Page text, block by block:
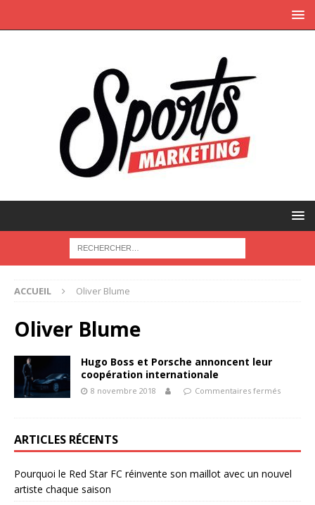
ACCUEIL Oliver Blume
Oliver Blume
Hugo Boss et Porsche annoncent leur
coopération internationale
8 novembre 2018 Commentaires fermés
ARTICLES RÉCENTS
Pourquoi le Red Star FC réinvente son maillot avec un nouvel
artiste chaque saison